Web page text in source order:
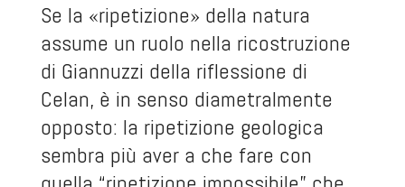
Se la «ripetizione» della natura
assume un ruolo nella ricostruzione
di Giannuzzi della riflessione di
Celan, è in senso diametralmente
opposto: la ripetizione geologica
sembra più aver a che fare con